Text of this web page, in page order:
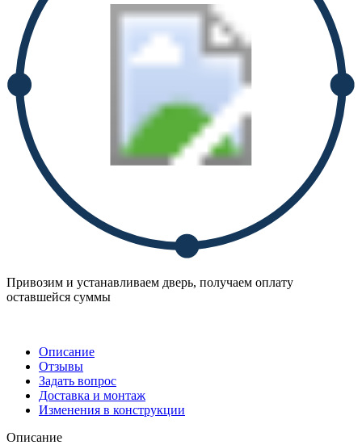
Привозим и устанавливаем дверь, получаем оплату
оставшейся суммы
Описание
Отзывы
Задать вопрос
Доставка и монтаж
Изменения в конструкции
Описание